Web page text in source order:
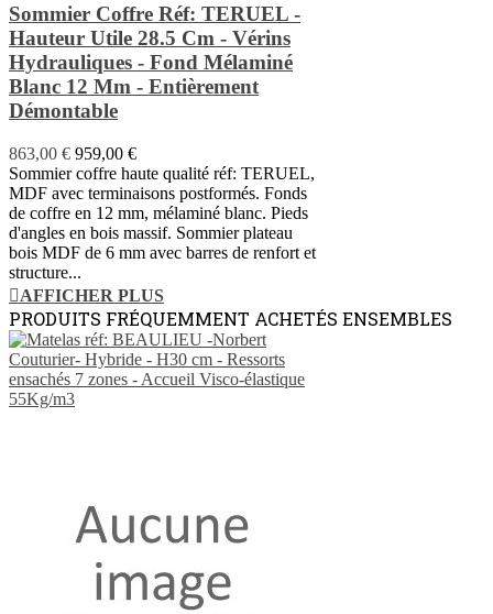
Sommier Coffre Réf: TERUEL -
Hauteur Utile 28.5 Cm - Vérins
Hydrauliques - Fond Mélaminé
Blanc 12 Mm - Entièrement
Démontable
863,00 € 959,00 €
Sommier coffre haute qualité réf: TERUEL,
MDF avec terminaisons postformés. Fonds
de coffre en 12 mm, mélaminé blanc. Pieds
d'angles en bois massif. Sommier plateau
bois MDF de 6 mm avec barres de renfort et
structure...
AFFICHER PLUS
PRODUITS FRÉQUEMMENT ACHETÉS ENSEMBLES